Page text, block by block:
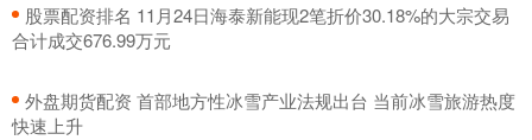
​股票配资排名 11月24日海泰新能现2笔折价30.18%的大宗交易
合计成交676.99万元
​外盘期货配资 首部地方性冰雪产业法规出台 当前冰雪旅游热度
快速上升